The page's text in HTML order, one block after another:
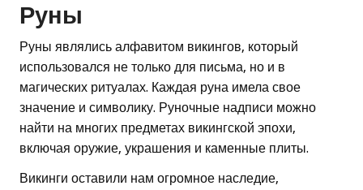
Руны
Руны являлись алфавитом викингов, который
использовался не только для письма, но и в
магических ритуалах. Каждая руна имела свое
значение и символику. Руночные надписи можно
найти на многих предметах викингской эпохи,
включая оружие, украшения и каменные плиты.
Викинги оставили нам огромное наследие,